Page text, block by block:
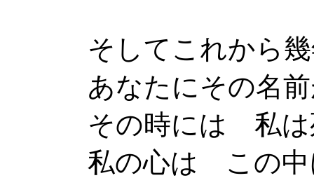
そしてこれから幾
あなたにその名前
その時には 私は死
私の心は この中に